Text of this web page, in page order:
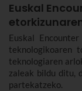
Euskal
Euskal
teknologikoaren
teknologiaren
zaleak bildu ditu,
partekatzeko.